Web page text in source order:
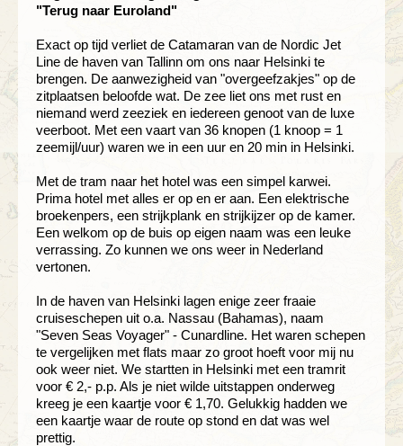
"Terug naar Euroland"
Exact op tijd verliet de Catamaran van de Nordic Jet
Line de haven van Tallinn om ons naar Helsinki te
brengen. De aanwezigheid van "overgeefzakjes" op de
zitplaatsen beloofde wat. De zee liet ons met rust en
niemand werd zeeziek en iedereen genoot van de luxe
veerboot. Met een vaart van 36 knopen (1 knoop = 1
zeemijl/uur) waren we in een uur en 20 min in Helsinki.
Met de tram naar het hotel was een simpel karwei.
Prima hotel met alles er op en er aan. Een elektrische
broekenpers, een strijkplank en strijkijzer op de kamer.
Een welkom op de buis op eigen naam was een leuke
verrassing. Zo kunnen we ons weer in Nederland
vertonen.
In de haven van Helsinki lagen enige zeer fraaie
cruiseschepen uit o.a. Nassau (Bahamas), naam
"Seven Seas Voyager" - Cunardline. Het waren schepen
te vergelijken met flats maar zo groot hoeft voor mij nu
ook weer niet. We startten in Helsinki met een tramrit
voor € 2,- p.p. Als je niet wilde uitstappen onderweg
kreeg je een kaartje voor € 1,70. Gelukkig hadden we
een kaartje waar de route op stond en dat was wel
prettig.